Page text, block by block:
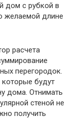
дом с рубкой в
желаемой длине
расчета
перегородок.
которые будут
дома. Отнимать
стеной не
получить